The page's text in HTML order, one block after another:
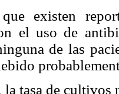
existen
el uso de
de las
tasa de cultivos